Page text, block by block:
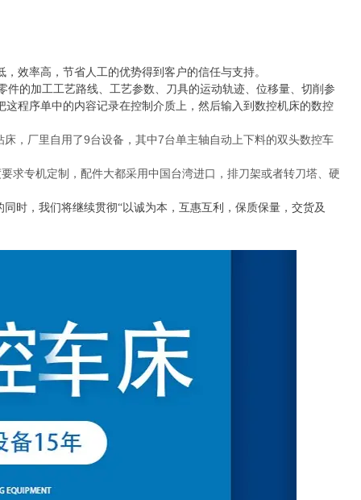
效率高，节省人工的优势得到客户的信任与支持。
的加工工艺路线、工艺参数、刀具的运动轨迹、位移量、切削参
程序单中的内容记录在控制介质上，然后输入到数控机床的数控
，厂里自用了9台设备，其中7台单主轴自动上下料的双头数控车
专机定制，配件大都采用中国台湾进口，排刀架或者转刀塔、硬
时，我们将继续贯彻“以诚为本，互惠互利，保质保量，交货及